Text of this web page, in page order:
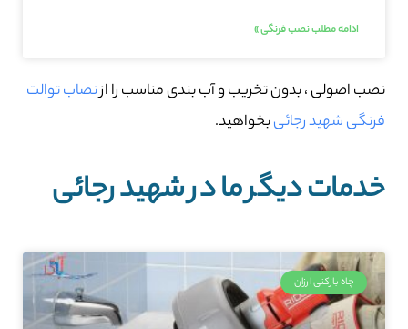
ادامه مطلب نصب فرنگی »
نصب اصولی ، بدون تخریب و آب بندی مناسب را ازنصاب توالت
فرنگی شهید رجائیبخواهید.
خدمات دیگر ما در شهید رجائی
چاه بازکنی ارزان